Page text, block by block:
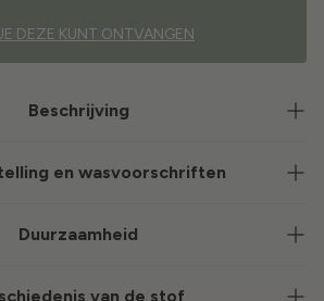
DEZE KUNT ONTVANGEN
Beschrijving
en wasvoorschriften
Duurzaamheid
van de stof